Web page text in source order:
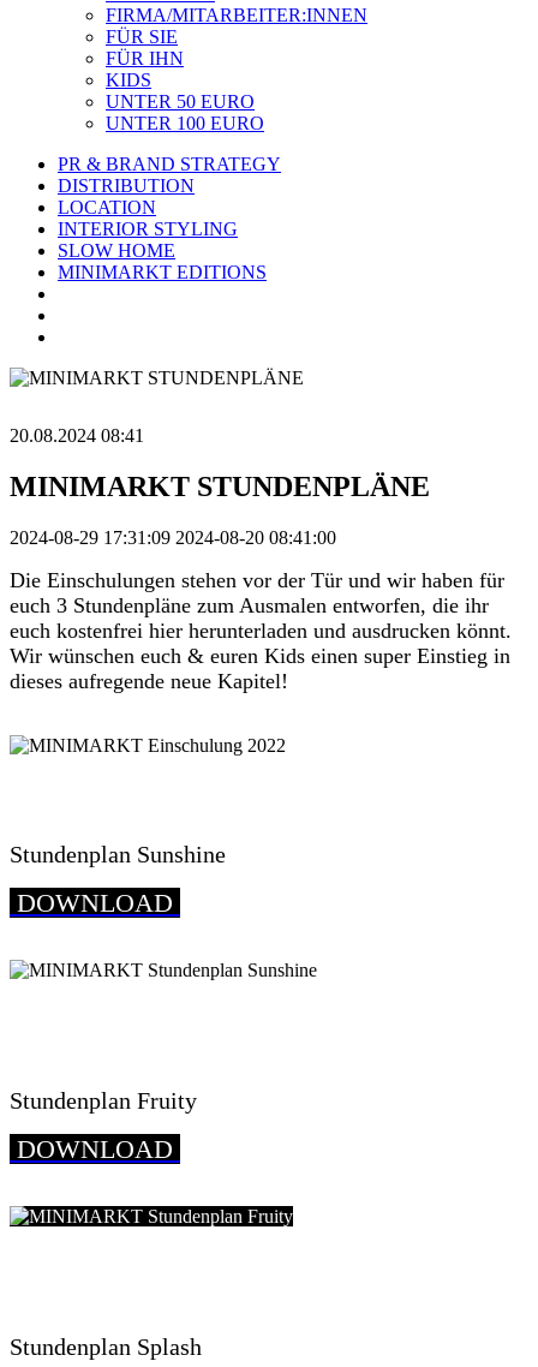
FIRMA/MITARBEITER:INNEN
FÜR SIE
FÜR IHN
KIDS
UNTER 50 EURO
UNTER 100 EURO
PR & BRAND STRATEGY
DISTRIBUTION
LOCATION
INTERIOR STYLING
SLOW HOME
MINIMARKT EDITIONS
20.08.2024 08:41
MINIMARKT STUNDENPLÄNE
2024-08-29 17:31:09 2024-08-20 08:41:00
Die Einschulungen stehen vor der Tür und wir haben für
euch 3 Stundenpläne zum Ausmalen entworfen, die ihr
euch kostenfrei hier herunterladen und ausdrucken könnt.
Wir wünschen euch & euren Kids einen super Einstieg in
dieses aufregende neue Kapitel!
Stundenplan Sunshine
DOWNLOAD
Stundenplan Fruity
DOWNLOAD
Stundenplan Splash